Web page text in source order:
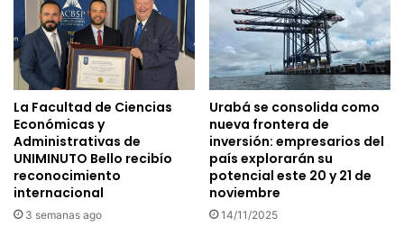
La Facultad de Ciencias
Económicas y
Administrativas de
UNIMINUTO Bello recibío
reconocimiento
internacional
3 semanas ago
Urabá se consolida como
nueva frontera de
inversión: empresarios del
país explorarán su
potencial este 20 y 21 de
noviembre
14/11/2025